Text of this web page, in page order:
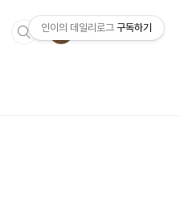
인이의 데일리로그 구독하기